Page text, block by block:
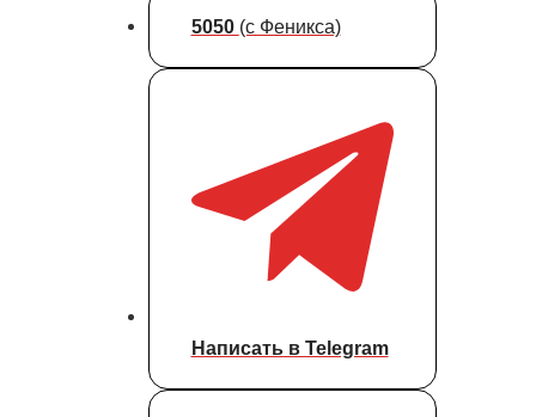
5050 (с Феникса)
Написать в Telegram